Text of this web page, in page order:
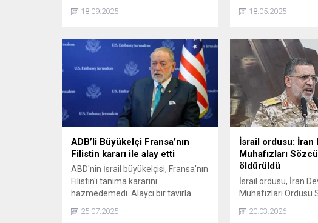
Endokrinoloji ve Metabolizma
Hastalıkları Uzm. Dr. Can Akçura, Tip
hızla arttığına dikkat çekip, Dünya
Sağlık Örgütü verilerine göre dünya
çapında kişi başına yıllık şeker
tüketimi 24 kg civarında. Türkiye'de
yapılan araştırmalarda da bunun
2024 verilerine göre 35 kilogram...
18.09.2025
hikâyesini modern
yeniden yorumlayan
eserdir. İlk baskısı
tükenen roman,
Yayınları tarafından
hazırlanıyor.
18.05.2025
ADB’li Büyükelçi Fransa’nın
Filistin kararı ile alay etti
ABD'nin İsrail büyükelçisi, Fransa'nın
Filistin'i tanıma kararını
hazmedemedi. Alaycı bir tavırla
Filistin'i tanıma kararı ABD'li
25.07.2025
İsrail ordusu: İran
Muhafızları
öldürüldü
İsrail ordusu, İran
Muhafızları Ordusu
düzenlenen
20.03.2026